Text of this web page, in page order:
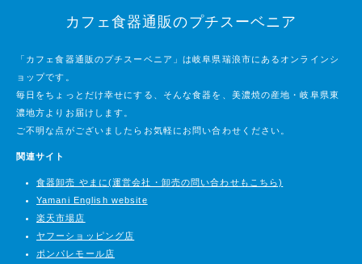
カフェ食器通販のプチスーベニア
「カフェ食器通販のプチスーベニア」は岐阜県瑞浪市にあるオンラインシ
ョップです。
毎日をちょっとだけ幸せにする、そんな食器を、美濃焼の産地・岐阜県東
濃地方よりお届けします。
ご不明な点がございましたらお気軽にお問い合わせください。
関連サイト
食器卸売 やまに(運営会社・卸売の問い合わせもこちら)
Yamani English website
楽天市場店
ヤフーショッピング店
ポンパレモール店